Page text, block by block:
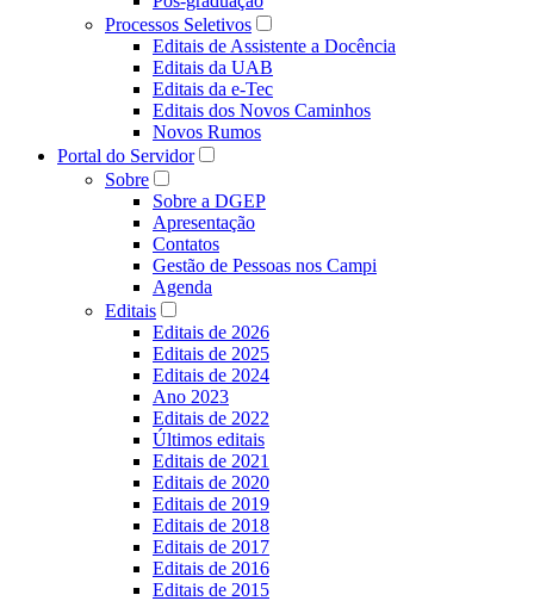
Processos Seletivos
Editais de Assistente a Docência
Editais da UAB
Editais da e-Tec
Editais dos Novos Caminhos
Novos Rumos
Portal do Servidor
Sobre
Sobre a DGEP
Apresentação
Contatos
Gestão de Pessoas nos Campi
Agenda
Editais
Editais de 2026
Editais de 2025
Editais de 2024
Ano 2023
Editais de 2022
Últimos editais
Editais de 2021
Editais de 2020
Editais de 2019
Editais de 2018
Editais de 2017
Editais de 2016
Editais de 2015